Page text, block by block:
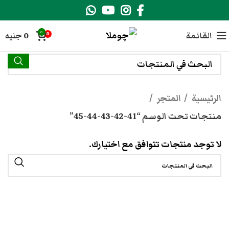
القائمة 0
0
0 جنيه
الرئيسية
المتجر
منتجات تحت الوسم “41-42-43-44-45”
لا توجد منتجات تتوافق مع اختيارك.